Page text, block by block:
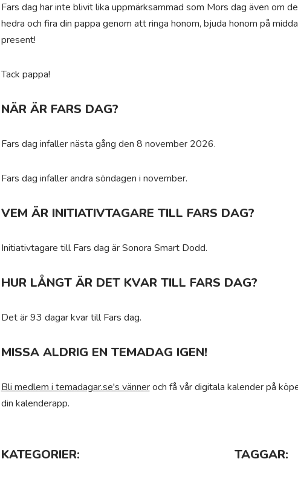
Fars dag har inte blivit lika uppmärksammad som Mors dag även om
hedra och fira din pappa genom att ringa honom, bjuda honom på
present!
Tack pappa!
NÄR ÄR FARS DAG?
Fars dag infaller nästa gång den 8 november 2026.
Fars dag infaller andra söndagen i november.
VEM ÄR INITIATIVTAGARE TILL FARS DAG?
Initiativtagare till Fars dag är Sonora Smart Dodd.
HUR LÅNGT ÄR DET KVAR TILL FARS DAG?
Det är 93 dagar kvar till Fars dag.
MISSA ALDRIG EN TEMADAG IGEN!
Bli medlem i temadagar.se's vänneroch få vår digitala kalender på
din kalenderapp.
KATEGORIER: TAGGAR: